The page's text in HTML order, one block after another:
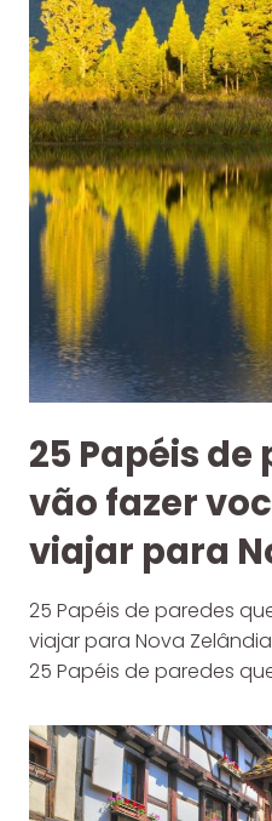
25 Papéis
vão fazer
viajar para
25 Papéis de paredes
viajar para Nova
25 Papéis de paredes